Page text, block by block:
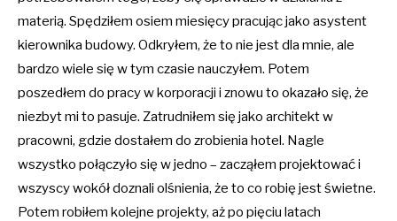
materią. Spędziłem osiem miesięcy pracując jako asystent
kierownika budowy. Odkryłem, że to nie jest dla mnie, ale
bardzo wiele się w tym czasie nauczyłem. Potem
poszedłem do pracy w korporacji i znowu to okazało się, że
niezbyt mi to pasuje. Zatrudniłem się jako architekt w
pracowni, gdzie dostałem do zrobienia hotel. Nagle
wszystko połączyło się w jedno – zacząłem projektować i
wszyscy wokół doznali olśnienia, że to co robię jest świetne.
Potem robiłem kolejne projekty, aż po pięciu latach